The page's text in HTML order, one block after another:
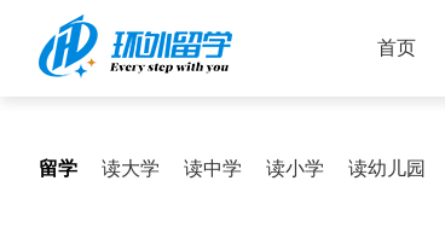
首页
留学 读大学 读中学 读小学 读幼儿园